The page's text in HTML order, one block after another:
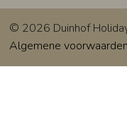
© 2026 Duinhof
Algemene voorwaarden